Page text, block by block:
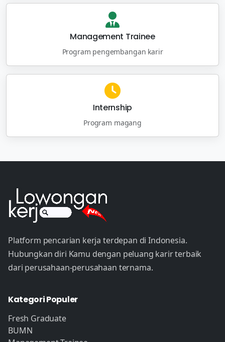
Management Trainee
Program pengembangan karir
Internship
Program magang
Platform pencarian kerja terdepan di Indonesia.
Hubungkan diri Kamu dengan peluang karir terbaik
dari perusahaan-perusahaan ternama.
Kategori Populer
Fresh Graduate
BUMN